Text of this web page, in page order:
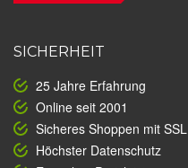
SICHERHEIT
25 Jahre Erfahrung
Online seit 2001
Sicheres Shoppen mit SSL
Höchster Datenschutz